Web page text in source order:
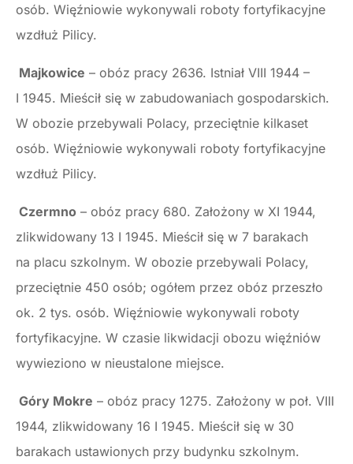
osób. Więźniowie wykonywali roboty fortyfikacyjne
wzdłuż Pilicy.
Majkowice – obóz pracy 2636. Istniał VIII 1944 –
I 1945. Mieścił się w zabudowaniach gospodarskich.
W obozie przebywali Polacy, przeciętnie kilkaset
osób. Więźniowie wykonywali roboty fortyfikacyjne
wzdłuż Pilicy.
Czermno – obóz pracy 680. Założony w XI 1944,
zlikwidowany 13 I 1945. Mieścił się w 7 barakach
na placu szkolnym. W obozie przebywali Polacy,
przeciętnie 450 osób; ogółem przez obóz przeszło
ok. 2 tys. osób. Więźniowie wykonywali roboty
fortyfikacyjne. W czasie likwidacji obozu więźniów
wywieziono w nieustalone miejsce.
Góry Mokre – obóz pracy 1275. Założony w poł. VIII
1944, zlikwidowany 16 I 1945. Mieścił się w 30
barakach ustawionych przy budynku szkolnym.